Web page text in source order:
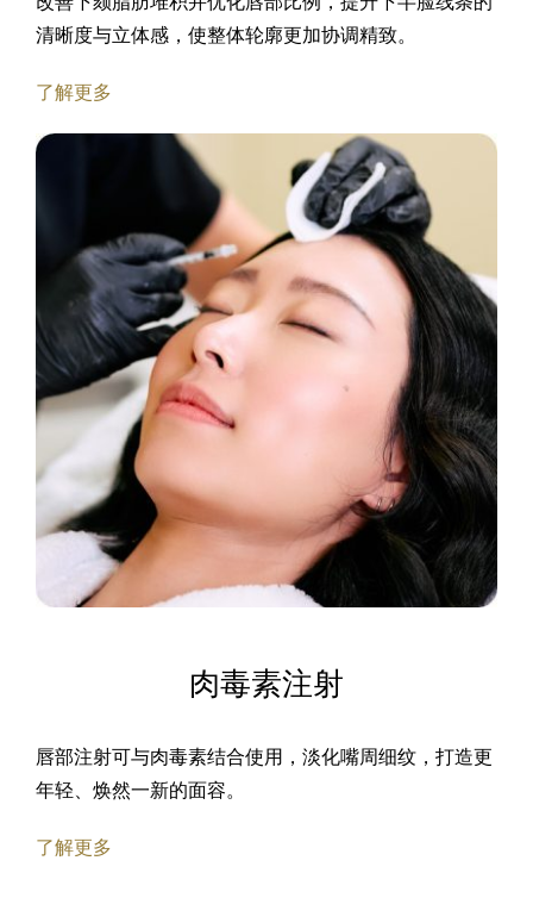
清晰度与立体感，使整体轮廓更加协调精致。
了解更多
肉毒素注射
唇部注射可与肉毒素结合使用，淡化嘴周细纹，打造更
年轻、焕然一新的面容。
了解更多